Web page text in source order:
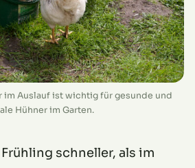
im Auslauf ist wichtig für gesunde und
Hühner im Garten.
schneller, als im